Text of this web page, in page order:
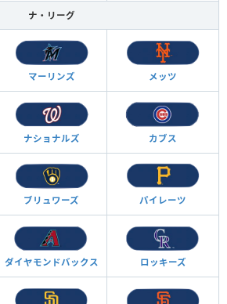
ナ・リーグ
マーリンズ メッツ
ナショナルズ カブス
ブリュワーズ パイレーツ
ダイヤモンドバックス ロッキーズ